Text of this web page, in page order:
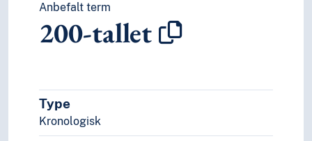
Anbefalt term
200-tallet
Type
Kronologisk